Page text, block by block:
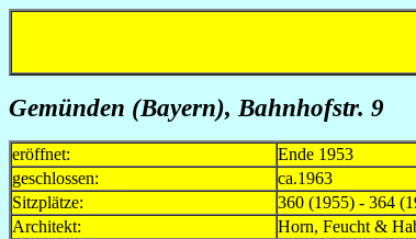
Gemünden (Bayern), Bahnhofstr. 9
eröffnet:
Ende 1953
geschlossen:
ca.1963
Sitzplätze:
360 (1955) - 364
Architekt:
Horn, Feucht &